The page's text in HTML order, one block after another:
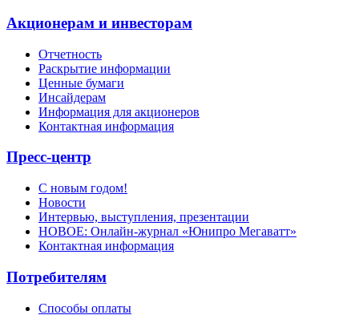
Акционерам и инвесторам
Отчетность
Раскрытие информации
Ценные бумаги
Инсайдерам
Информация для акционеров
Контактная информация
Пресс-центр
С новым годом!
Новости
Интервью, выступления, презентации
НОВОЕ: Онлайн-журнал «Юнипро Мегаватт»
Контактная информация
Потребителям
Способы оплаты